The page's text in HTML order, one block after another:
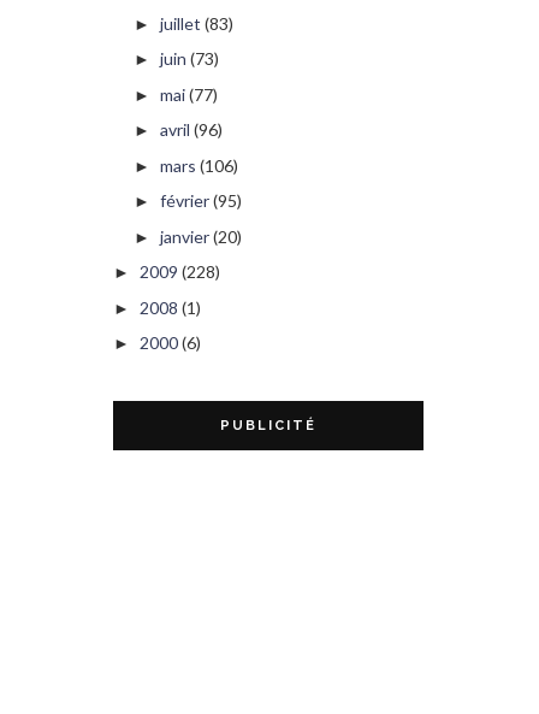
► juillet (83)
► juin (73)
► mai(77)
► avril (96)
► mars (106)
► février(95)
► janvier(20)
► 2009 (228)
► 2008 (1)
► 2000(6)
PUBLICITÉ